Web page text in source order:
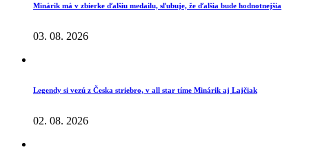
Minárik má v zbierke ďalšiu medailu, sľubuje, že ďalšia bude hodnotnejšia
03. 08. 2026
Legendy si vezú z Česka striebro, v all star tíme Minárik aj Lajčiak
02. 08. 2026